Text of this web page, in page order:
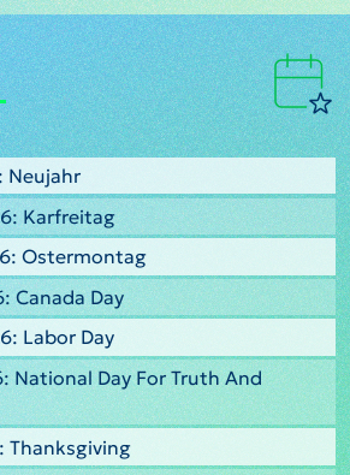
Neujahr
Karfreitag
Ostermontag
Canada Day
Labor Day
National Day For Truth And
Thanksgiving